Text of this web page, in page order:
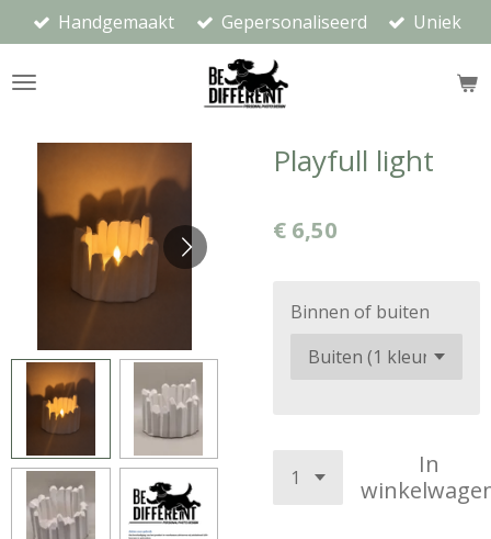
direct
naar
Handgemaakt Gepersonaliseerd Uniek
Playfull light
€ 6,50
Binnen of buiten
In